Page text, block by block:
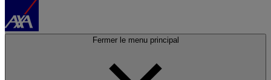
Fermer le menu principal